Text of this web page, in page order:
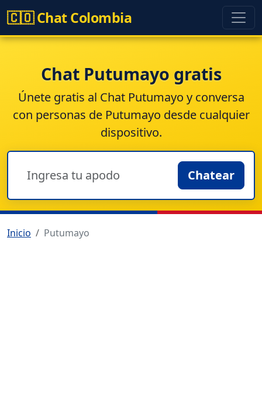
🇨🇴 Chat Colombia
Chat Putumayo gratis
Únete gratis al Chat Putumayo y conversa
con personas de Putumayo desde cualquier
dispositivo.
Chatear
Inicio Putumayo